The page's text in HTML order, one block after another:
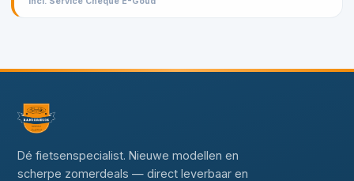
Dé fietsenspecialist. Nieuwe modellen en
scherpe zomerdeals — direct leverbaar en